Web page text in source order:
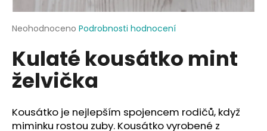
Průměrné
produktu
je
0,0
z
hvězdiček.
Neohodnoceno Podrobnosti hodnocení
Kulaté kousátko mint
želvička
Kousátko je nejlepším spojencem rodičů, když
miminku rostou zuby. Kousátko vyrobené z
a
j
t
?